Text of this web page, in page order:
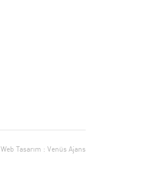
Web Tasarım : Venüs Ajans